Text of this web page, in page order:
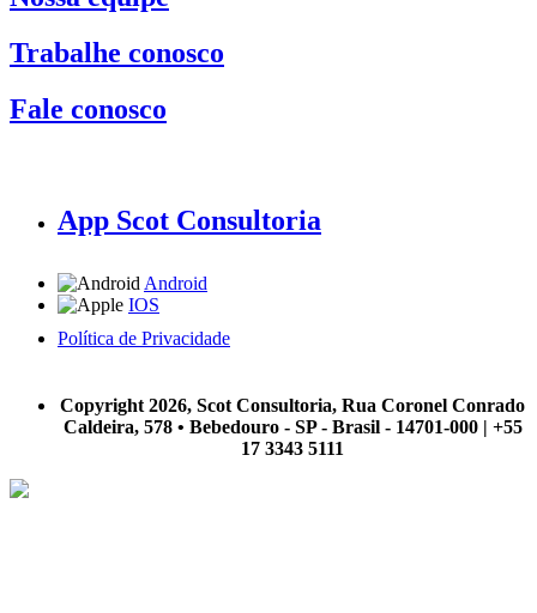
Trabalhe conosco
Fale conosco
App Scot Consultoria
Android
IOS
Política de Privacidade
Copyright 2026, Scot Consultoria, Rua Coronel Conrado
Caldeira, 578 • Bebedouro - SP - Brasil - 14701-000 | +55
17 3343 5111